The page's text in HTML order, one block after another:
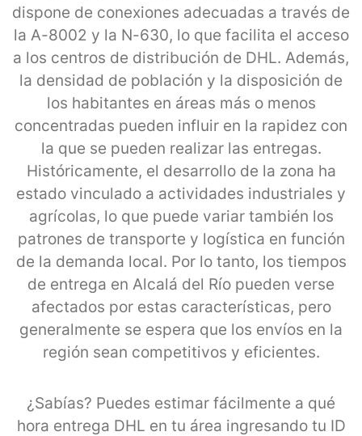
dispone de conexiones adecuadas a través de
la A-8002 y la N-630, lo que facilita el acceso
a los centros de distribución de DHL. Además,
la densidad de población y la disposición de
los habitantes en áreas más o menos
concentradas pueden influir en la rapidez con
la que se pueden realizar las entregas.
Históricamente, el desarrollo de la zona ha
estado vinculado a actividades industriales y
agrícolas, lo que puede variar también los
patrones de transporte y logística en función
de la demanda local. Por lo tanto, los tiempos
de entrega en Alcalá del Río pueden verse
afectados por estas características, pero
generalmente se espera que los envíos en la
región sean competitivos y eficientes.
¿Sabías? Puedes estimar fácilmente a qué
hora entrega DHL en tu área ingresando tu ID